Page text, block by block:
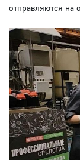
отправляются на